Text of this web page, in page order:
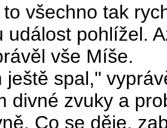
všechno tak
událost pohlížel.
vše Míše.
ještě spal,"
divné zvuky a
Co se děje,